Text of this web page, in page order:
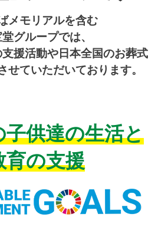
メモリアルを含む
グループでは、
援活動や日本全国のお葬式
せていただいております。
子供達の生活と
育の支援